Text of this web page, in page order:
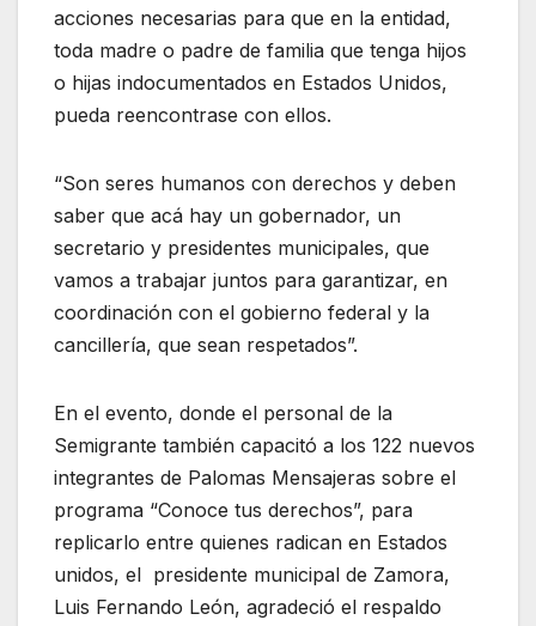
acciones necesarias para que en la entidad,
toda madre o padre de familia que tenga hijos
o hijas indocumentados en Estados Unidos,
pueda reencontrase con ellos.
“Son seres humanos con derechos y deben
saber que acá hay un gobernador, un
secretario y presidentes municipales, que
vamos a trabajar juntos para garantizar, en
coordinación con el gobierno federal y la
cancillería, que sean respetados”.
En el evento, donde el personal de la
Semigrante también capacitó a los 122 nuevos
integrantes de Palomas Mensajeras sobre el
programa “Conoce tus derechos”, para
replicarlo entre quienes radican en Estados
unidos, el presidente municipal de Zamora,
Luis Fernando León, agradeció el respaldo